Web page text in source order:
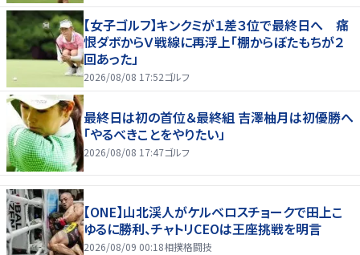
【女子ゴルフ】キンクミが１差３位で最終日へ 痛
恨ダボからＶ戦線に再浮上「棚からぼたもちが２
回あった」
2026/08/08 17:52ゴルフ
最終日は初の首位＆最終組 吉澤柚月は初優勝へ
「やるべきことをやりたい」
2026/08/08 17:47ゴルフ
【ONE】山北渓人がケルベロスチョークで田上こ
ゆるに勝利、チャトリCEOは王座挑戦を明言
2026/08/09 00:18相撲格闘技